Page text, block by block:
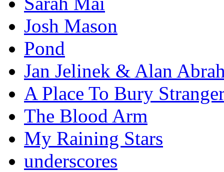
Josh Mason
Pond
Jan Jelinek & Alan
A Place To Bury
The Blood Arm
My Raining Stars
underscores